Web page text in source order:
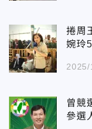
捲周
婉玲
曾競
參選